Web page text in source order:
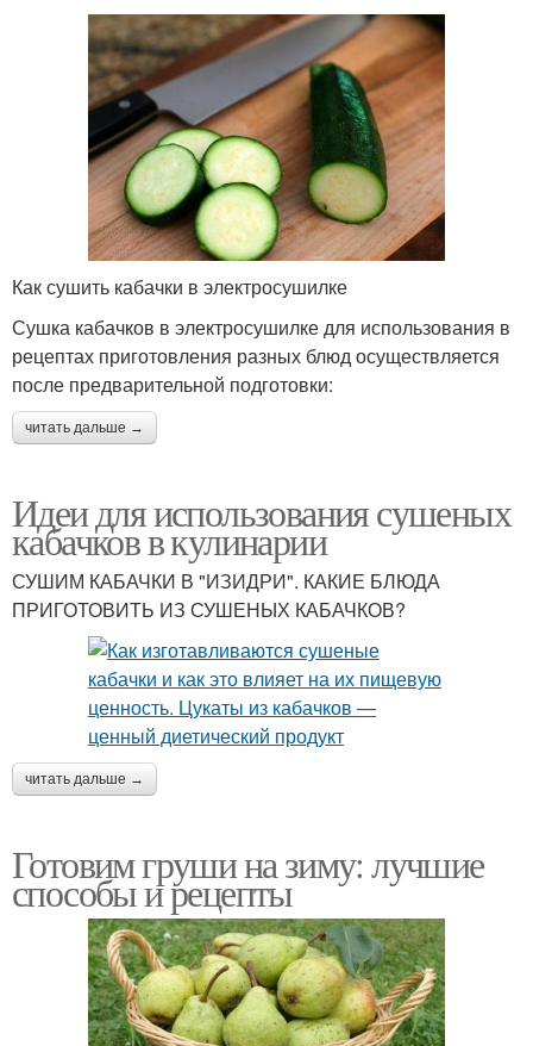
Как сушить кабачки в электросушилке
Сушка кабачков в электросушилке для использования в
рецептах приготовления разных блюд осуществляется
после предварительной подготовки:
читать дальше →
Идеи для использования сушеных
кабачков в кулинарии
СУШИМ КАБАЧКИ В "ИЗИДРИ". КАКИЕ БЛЮДА
ПРИГОТОВИТЬ ИЗ СУШЕНЫХ КАБАЧКОВ?
читать дальше →
Готовим груши на зиму: лучшие
способы и рецепты